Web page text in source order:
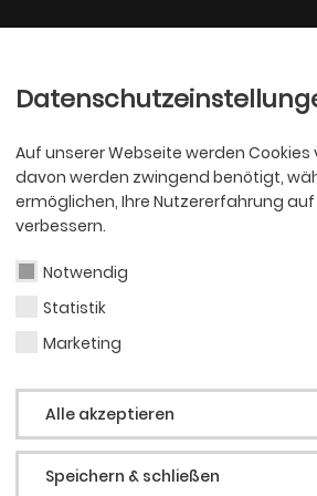
Auf unserer Webseite werden Cookies
davon werden zwingend benötigt,
ermöglichen, Ihre Nutzererfahrung
verbessern.
Notwendig
Statistik
Marketing
Alle akzeptieren
Speichern & schließen